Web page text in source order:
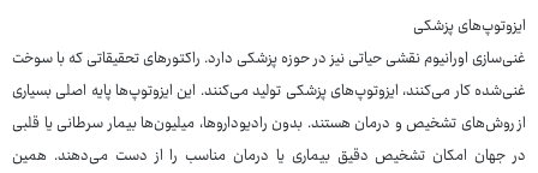
ایزوتوپ‌های پزشکی
غنی‌سازی اورانیوم نقشی حیاتی نیز در حوزه پزشکی دارد. راکتورهای تحقیقاتی که با سوخت
غنی‌شده کار می‌کنند، ایزوتوپ‌های پزشکی تولید می‌کنند. این ایزوتوپ‌ها پایه اصلی بسیاری
از روش‌های تشخیص و درمان هستند. بدون رادیوداروها، میلیون‌ها بیمار سرطانی یا قلبی
در جهان امکان تشخیص دقیق بیماری یا درمان مناسب را از دست می‌دهند. همین